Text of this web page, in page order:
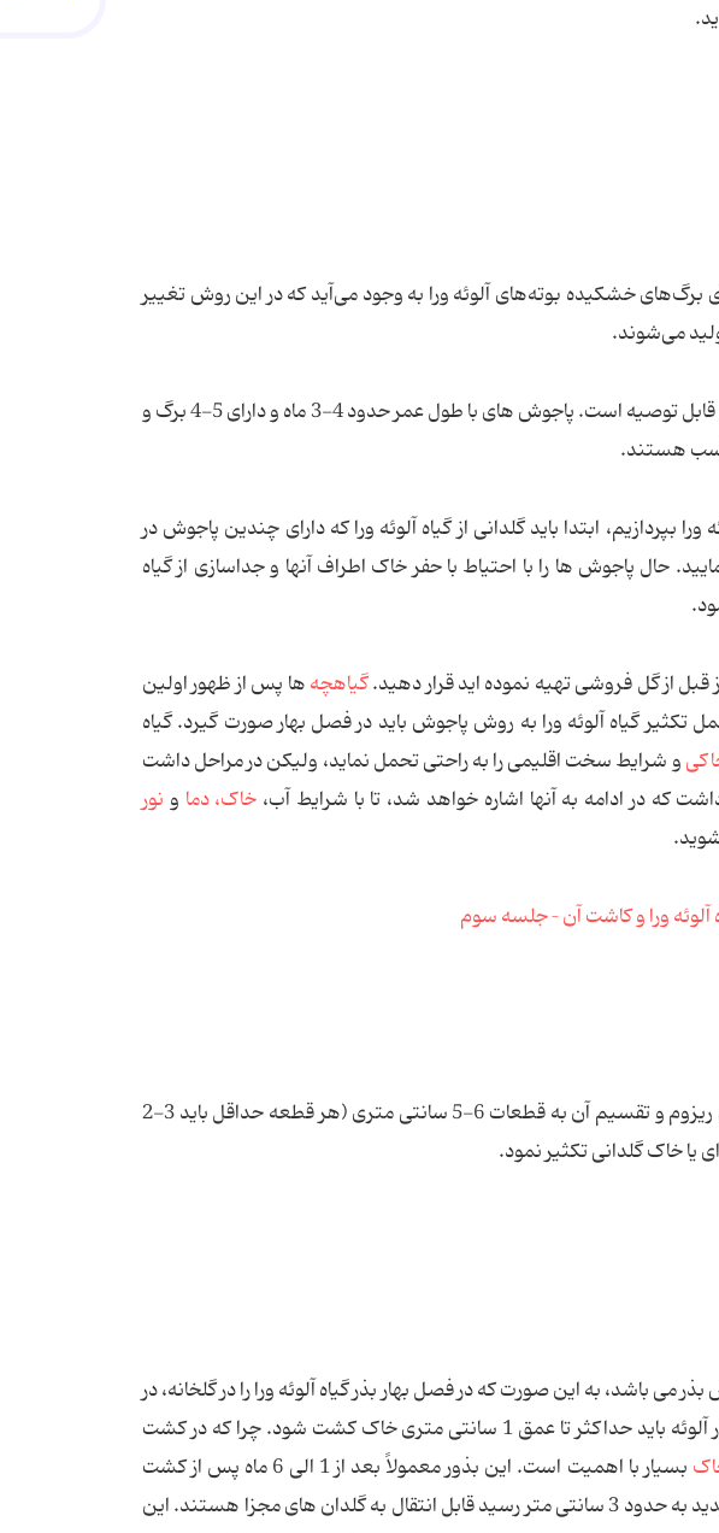
و لابه‌لای برگ‌های خشکیده بوته‌های آلوئه ورا به وجود می‌آید که در این روش تغییر
می‌شوند.
جهت تولید تجاری آلوئه، کشت آن فقط از طریق پاجوش قابل توصیه است. پاجوش های با طول عمر حدود 4-3 ماه و دارای 5-4 برگ و
بپردازیم، ابتدا باید گلدانی از گیاه آلوئه ورا که دارای چندین پاجوش در
حال پاجوش ها را با احتیاط با حفر خاک اطراف آنها و جداسازی از گیاه
از گل فروشی تهیه نموده اید قرار دهید.گیاهچهها پس از ظهور اولین
گیاه آلوئه ورا به روش پاجوش باید در فصل بهار صورت گیرد. گیاه
و شرایط سخت اقلیمی را به راحتی تحمل نماید، ولیکن در مراحل داشت
که در ادامه به آنها اشاره خواهد شد، تا با شرایط آب، خاک،دما و نور
همچنین در این نوع تکثیر آلوئه را می توان با جداسازی ریزوم و تقسیم آن به قطعات 6-5 سانتی متری (هر قطعه حداقل باید 3-2
یا خاک گلدانی تکثیر نمود.
می باشد، به این صورت که در فصل بهار بذر گیاه آلوئه ورا را در گلخانه، در
کشت می نمایند. بذور آلوئه باید حداکثر تا عمق 1 سانتی متری خاک کشت شود. چرا که در کشت
بسیار با اهمیت است. این بذور معمولاً بعد از 1 الی 6 ماه پس از کشت
های مجزا هستند. این